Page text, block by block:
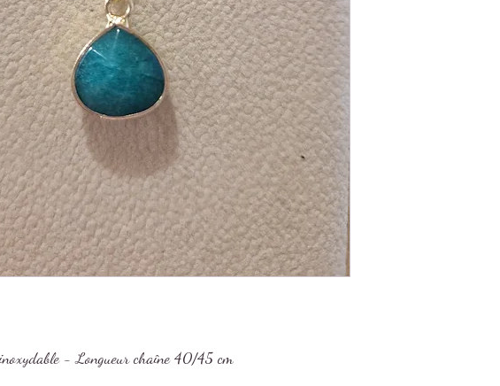
- Longueur chaîne 40/45 cm